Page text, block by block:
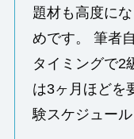
題材も高度に
めです。 筆者
タイミングで2
は3ヶ月ほどを
験スケジュー